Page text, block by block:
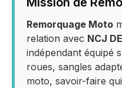
Remorquage Moto
relation avec NCJ
indépendant équipé
roues, sangles
moto, savoir-faire